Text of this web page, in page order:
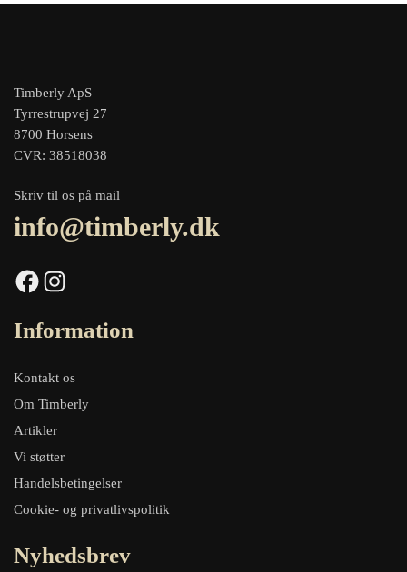
Timberly ApS
Tyrrestrupvej 27
8700 Horsens
CVR: 38518038
Skriv til os på mail
info@timberly.dk
Facebook Instagram
Information
Kontakt os
Om Timberly
Artikler
Vi støtter
Handelsbetingelser
Cookie- og privatlivspolitik
Nyhedsbrev